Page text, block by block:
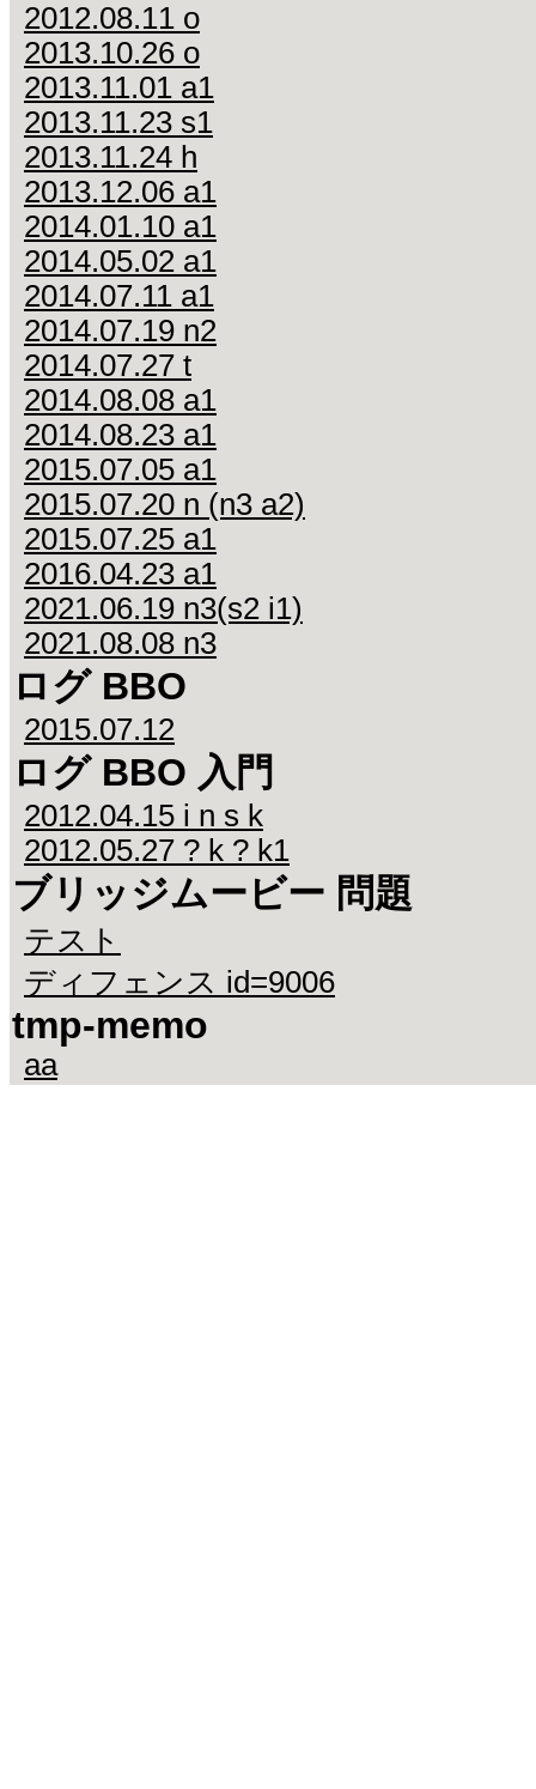
2012.08.11 o
2013.10.26 o
2013.11.01 a1
2013.11.23 s1
2013.11.24 h
2013.12.06 a1
2014.01.10 a1
2014.05.02 a1
2014.07.11 a1
2014.07.19 n2
2014.07.27 t
2014.08.08 a1
2014.08.23 a1
2015.07.05 a1
2015.07.20 n (n3 a2)
2015.07.25 a1
2016.04.23 a1
2021.06.19 n3(s2 i1)
2021.08.08 n3
ログ BBO
2015.07.12
ログ BBO 入門
2012.04.15 i n s k
2012.05.27 ? k ? k1
ブリッジムービー 問題
テスト
ディフェンス id=9006
tmp-memo
aa